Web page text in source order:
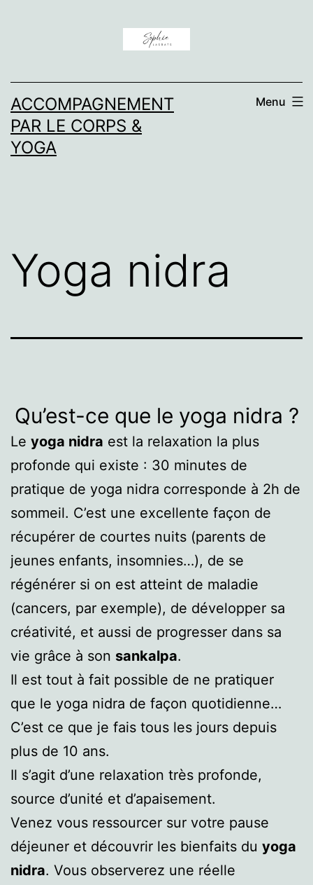
ACCOMPAGNEMENT
PAR LE CORPS &
YOGA
Menu
Yoga nidra
Qu’est-ce que le yoga nidra ?
Le yoga nidra est la relaxation la plus
profonde qui existe : 30 minutes de
pratique de yoga nidra corresponde à 2h de
sommeil. C’est une excellente façon de
récupérer de courtes nuits (parents de
jeunes enfants, insomnies…), de se
régénérer si on est atteint de maladie
(cancers, par exemple), de développer sa
créativité, et aussi de progresser dans sa
vie grâce à son sankalpa.
Il est tout à fait possible de ne pratiquer
que le yoga nidra de façon quotidienne…
C’est ce que je fais tous les jours depuis
plus de 10 ans.
Il s’agit d’une relaxation très profonde,
source d’unité et d’apaisement.
Venez vous ressourcer sur votre pause
déjeuner et découvrir les bienfaits du yoga
nidra. Vous observerez une réelle